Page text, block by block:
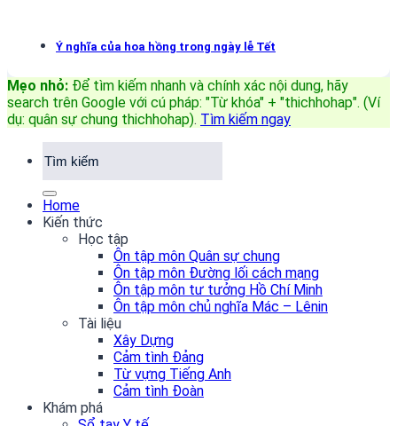
Ý nghĩa của hoa hồng trong ngày lễ Tết
Mẹo nhỏ: Để tìm kiếm nhanh và chính xác nội dung, hãy
search trên Google với cú pháp: "Từ khóa" + "thichhohap". (Ví
dụ: quân sự chung thichhohap). Tìm kiếm ngay
Home
Kiến thức
Học tập
Ôn tập môn Quân sự chung
Ôn tập môn Đường lối cách mạng
Ôn tập môn tư tưởng Hồ Chí Minh
Ôn tập môn chủ nghĩa Mác – Lênin
Tài liệu
Xây Dựng
Cảm tình Đảng
Từ vựng Tiếng Anh
Cảm tình Đoàn
Khám phá